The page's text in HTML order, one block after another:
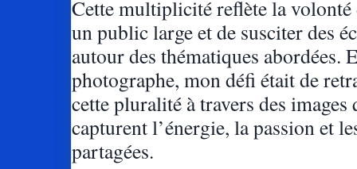
Cette multiplicité reflète la volonté
un public large et de susciter des
autour des thématiques abordées.
photographe, mon défi était de
cette pluralité à travers des images
capturent l’énergie, la passion et
partagées.